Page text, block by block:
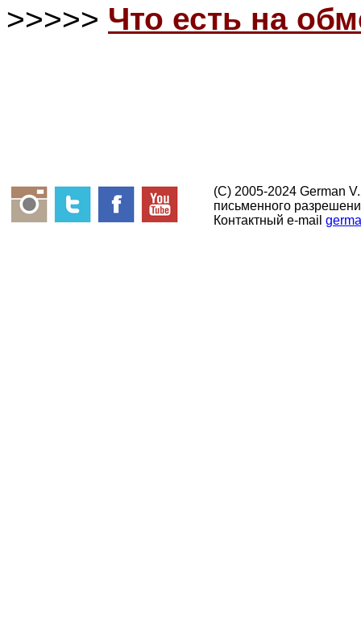
>>>>> Что есть на
(C) 2005-2024 German
письменного
Контактный e-mail